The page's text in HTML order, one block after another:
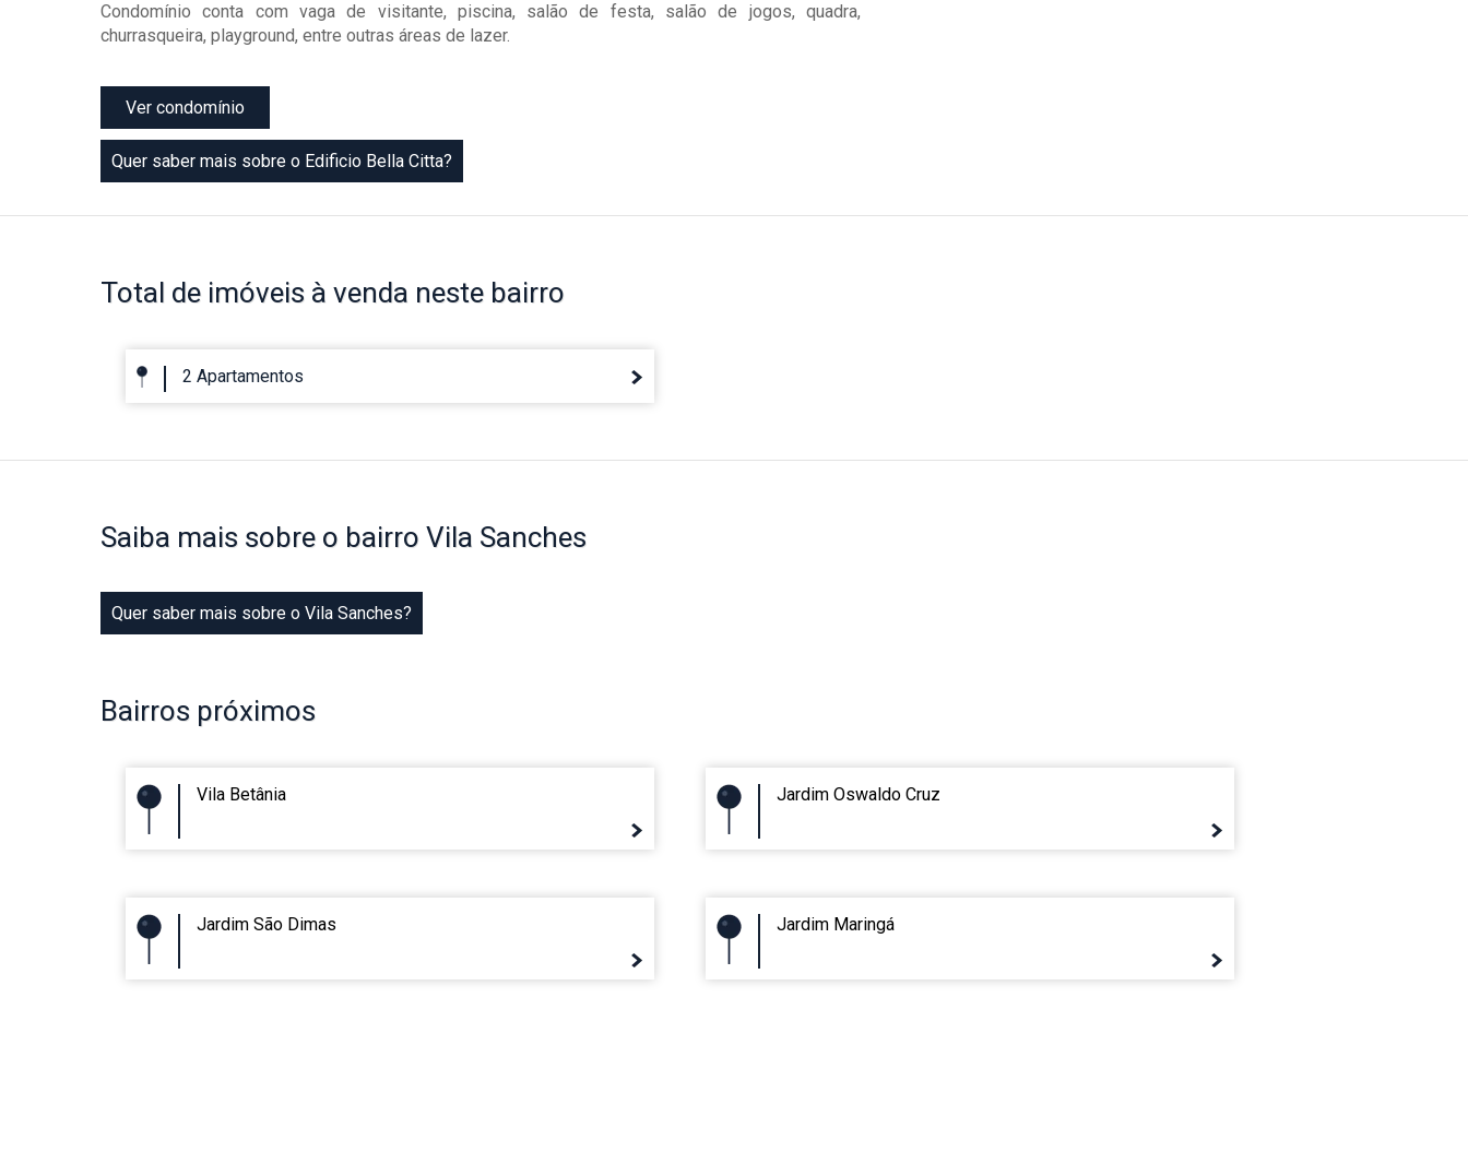
Condomínio conta com vaga de visitante, piscina, salão de festa, salão de jogos, quadra,
churrasqueira, playground, entre outras áreas de lazer.
Ver condomínio
Quer saber mais sobre o Edificio Bella Citta?
Total de imóveis à venda neste bairro
2 Apartamentos
Saiba mais sobre o bairro Vila Sanches
Quer saber mais sobre o Vila Sanches?
Bairros próximos
Vila Betânia Jardim Oswaldo Cruz
Jardim São Dimas Jardim Maringá